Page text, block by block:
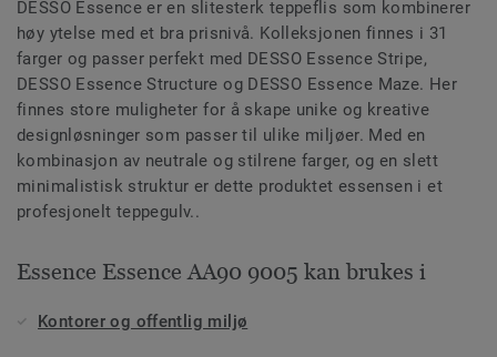
DESSO Essence er en slitesterk teppeflis som kombinerer
høy ytelse med et bra prisnivå. Kolleksjonen finnes i 31
farger og passer perfekt med DESSO Essence Stripe,
DESSO Essence Structure og DESSO Essence Maze. Her
finnes store muligheter for å skape unike og kreative
designløsninger som passer til ulike miljøer. Med en
kombinasjon av neutrale og stilrene farger, og en slett
minimalistisk struktur er dette produktet essensen i et
profesjonelt teppegulv..
Essence Essence AA90 9005 kan brukes i
Kontorer og offentlig miljø